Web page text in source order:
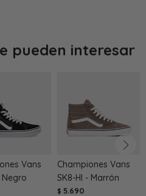
pueden interesar
Vans
Negro
Championes Vans
SK8-HI - Marrón
$ 5.690